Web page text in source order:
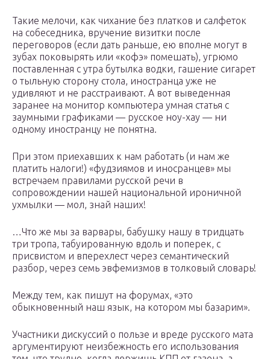
Такие мелочи, как чихание без платков и салфеток
на собеседника, вручение визитки после
переговоров (если дать раньше, ею вполне могут в
зубах поковырять или «кофэ» помешать), угрюмо
поставленная с утра бутылка водки, гашение сигарет
о тыльную сторону стола, иностранца уже не
удивляют и не расстраивают. А вот выведенная
заранее на монитор компьютера умная статья с
заумными графиками — русское ноу-хау — ни
одному иностранцу не понятна.
При этом приехавших к нам работать (и нам же
платить налоги!) «фудзиямов и иносранцев» мы
встречаем правилами русской речи в
сопровождении нашей национальной ироничной
ухмылки — мол, знай наших!
…Что же мы за варвары, бабушку нашу в тридцать
три тропа, табуированную вдоль и поперек, с
присвистом и вперехлест через семантический
разбор, через семь эвфемизмов в толковый словарь!
Между тем, как пишут на форумах, «это
обыкновенный наш язык, на котором мы базарим».
Участники дискуссий о пользе и вреде русского мата
аргументируют неизбежность его использования